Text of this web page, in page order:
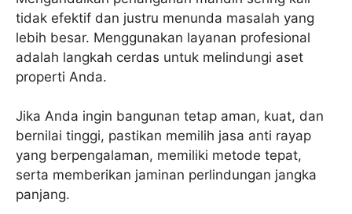
tidak efektif dan justru menunda masalah yang
lebih besar. Menggunakan layanan profesional
adalah langkah cerdas untuk melindungi aset
properti Anda.
Jika Anda ingin bangunan tetap aman, kuat, dan
bernilai tinggi, pastikan memilih jasa anti rayap
yang berpengalaman, memiliki metode tepat,
serta memberikan jaminan perlindungan jangka
panjang.